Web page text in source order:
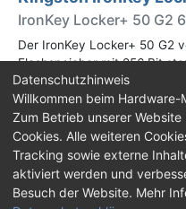
IronKey Locker+ 50 G2
Der IronKey Locker+ 50 G2
Flashspeicher mit 256 Bit
XTS-Modus. Wir haben das
genauer begutachtet.
Impressum|
Datenschutzhinweis
Willkommen beim Hardware-
Zum Betrieb unserer
Cookies. Alle weiteren
Tracking sowie externe
aktiviert werden und
Besuch der Website. Mehr